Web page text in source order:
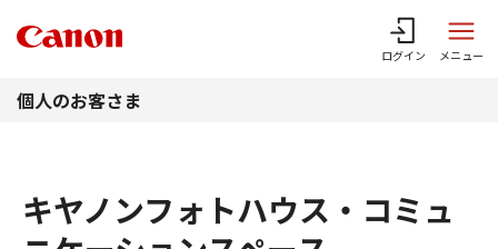
ログイン メニュー
個人のお客さま
キヤノンフォトハウス・コミュ